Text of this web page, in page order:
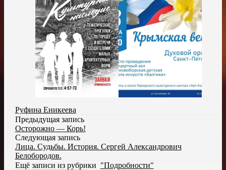
Руфина Еникеева
Предыдущая запись
Осторожно — Корь!
Следующая запись
Лица. Судьбы. История. Сергей Александрович
Белобородов.
Ещё записи из рубрики "Подробности"